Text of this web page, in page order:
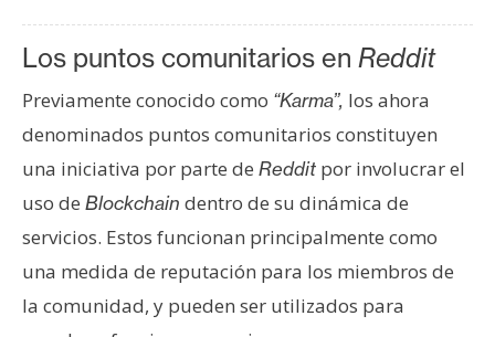
Los puntos comunitarios en Reddit
Previamente conocido como “Karma”, los ahora
denominados puntos comunitarios constituyen
una iniciativa por parte de Reddit por involucrar el
uso de Blockchain dentro de su dinámica de
servicios. Estos funcionan principalmente como
una medida de reputación para los miembros de
la comunidad, y pueden ser utilizados para